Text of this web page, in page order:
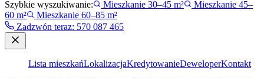
Szybkie wyszukiwanie: Mieszkanie 30–45 m²
Mieszkanie 45–
60 m²
Mieszkanie 60–85 m²
Zadzwón teraz: 570 087 465
Lista mieszkańLokalizacjaKredytowanieDeweloperKontakt